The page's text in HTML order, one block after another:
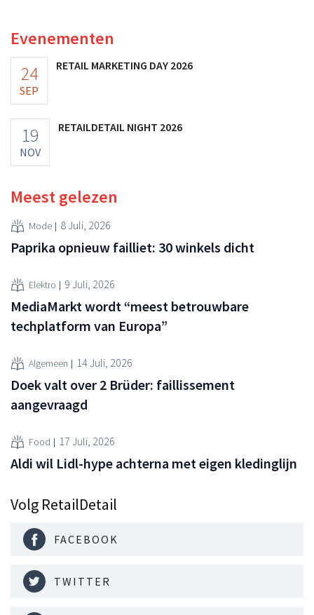
Evenementen
24
SEP
RETAIL MARKETING DAY 2026
19
NOV
RETAILDETAIL NIGHT 2026
Meest gelezen
Mode 8 Juli, 2026
Paprika opnieuw failliet: 30 winkels dicht
Elektro 9 Juli, 2026
MediaMarkt wordt “meest betrouwbare
techplatform van Europa”
Algemeen 14 Juli, 2026
Doek valt over 2 Brüder: faillissement
aangevraagd
Food 17 Juli, 2026
Aldi wil Lidl-hype achterna met eigen kledinglijn
Volg RetailDetail
FACEBOOK
TWITTER